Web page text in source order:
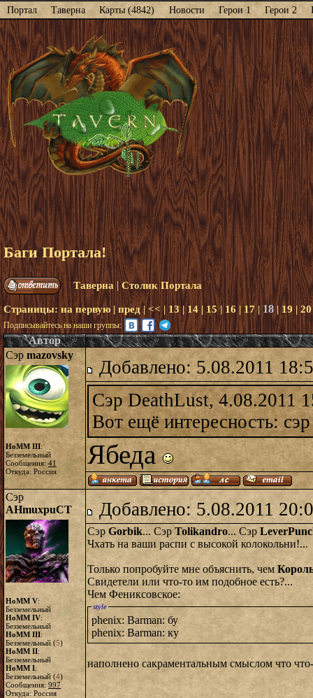
Портал Таверна Карты (4842) Новости Герои 1 Герои 2
Баги Портала!
Таверна |Столик Портала
Страницы: на первую | пред|<< |13 |14 | 15| 16 | 17| 18|19 | 20
Подписывайтесь на наши группы:
Автор
Сэр mazovsky
HoMM III:
Безземельный
Сообщения:41
Откуда: Россия
Добавлено: 5.08.2011
Сэр DeathLust, 4.08.2011
Вот ещё интересность:
Ябеда
Сэр
AHmuxpuCT
HoMM V:
Безземельный
HoMM IV:
Безземельный
HoMM III:
Безземельный (5)
HoMM II:
Безземельный
HoMM I:
Безземельный (4)
Сообщения: 997
Откуда: Россия
Добавлено: 5.08.2011
Сэр Gorbik... Сэр Tolikandro... Сэр
Чхать на ваши распи с высокой колокольни!...
Только попробуйте мне объяснить, чем
Свидетели или что-то им подобное есть?...
Чем Фениксовское:
style
phenix: Barman: бу
phenix: Barman: ку
наполнено сакраментальным смыслом что